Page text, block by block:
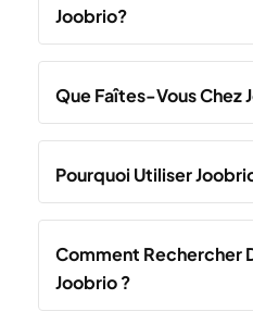
Joobrio?
Que Faîtes-Vous Chez
Pourquoi Utiliser
Comment Rechercher
Joobrio ?